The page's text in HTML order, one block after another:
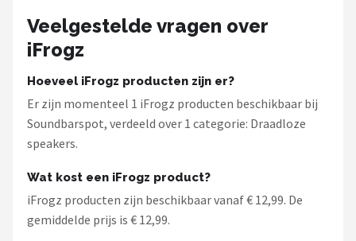
Veelgestelde vragen over
iFrogz
Hoeveel iFrogz producten zijn er?
Er zijn momenteel 1 iFrogz producten beschikbaar bij
Soundbarspot, verdeeld over 1 categorie: Draadloze
speakers.
Wat kost een iFrogz product?
iFrogz producten zijn beschikbaar vanaf € 12,99. De
gemiddelde prijs is € 12,99.